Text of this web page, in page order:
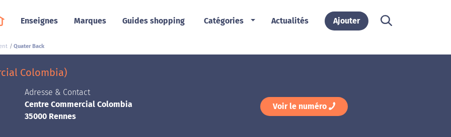
Enseignes Marques Guides shopping Catégories Actualités Ajouter
Quater Back
Colombia)
Adresse & Contact
Centre Commercial Colombia
35000 Rennes
Voir le numéro